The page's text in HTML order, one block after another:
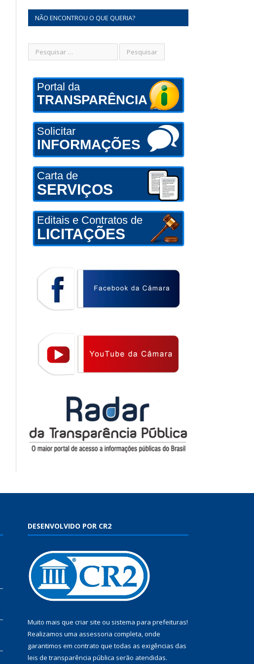
NÃO ENCONTROU O QUE QUERIA?
Portal da
TRANSPARÊNCIA
Solicitar
INFORMAÇÕES
Carta de
SERVIÇOS
Editais e Contratos de
LICITAÇÕES
DESENVOLVIDO POR CR2
Muito mais que criar site ou sistema para prefeituras!
Realizamos uma assessoria completa, onde
garantimos em contrato que todas as exigências das
leis de transparência pública serão atendidas.